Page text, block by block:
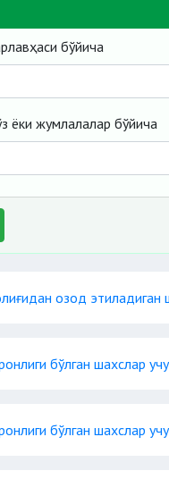
бўйича
ёки жумлалалар бўйича
озод этиладиган
бўлган шахслар
бўлган шахслар